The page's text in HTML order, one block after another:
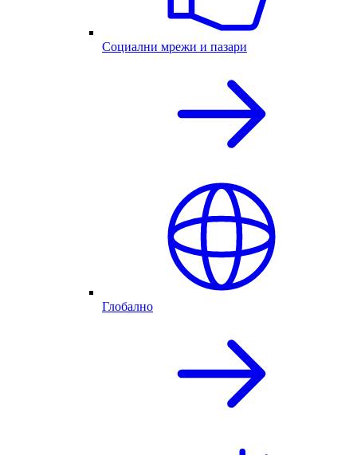
Социални мрежи и пазари
Глобално